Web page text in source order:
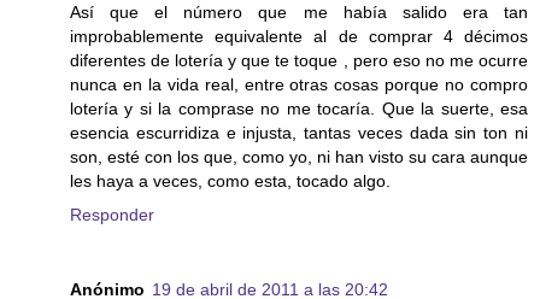
Así que el número que me había salido era tan
improbablemente equivalente al de comprar 4 décimos
diferentes de lotería y que te toque , pero eso no me ocurre
nunca en la vida real, entre otras cosas porque no compro
lotería y si la comprase no me tocaría. Que la suerte, esa
esencia escurridiza e injusta, tantas veces dada sin ton ni
son, esté con los que, como yo, ni han visto su cara aunque
les haya a veces, como esta, tocado algo.
Responder
Anónimo 19 de abril de 2011 a las 20:42